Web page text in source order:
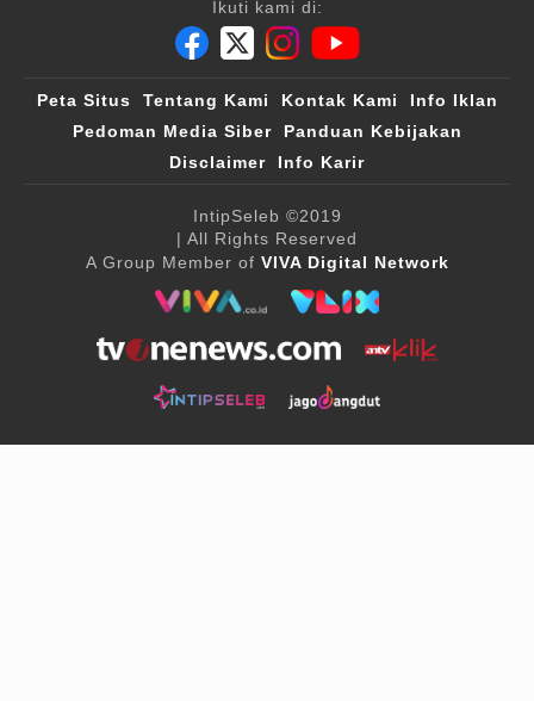
Ikuti kami di:
Peta Situs Tentang Kami Kontak Kami
Info Iklan
Pedoman Media Siber
Panduan Kebijakan
Disclaimer
Info Karir
IntipSeleb ©2019
| All Rights Reserved
A Group Member of VIVA Digital Network